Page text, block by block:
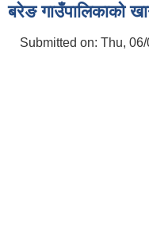
बरेङ गाउँपालिकाको
Submitted on: Thu,